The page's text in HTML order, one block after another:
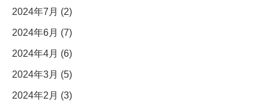
2024年7月 (2)
2024年6月 (7)
2024年4月 (6)
2024年3月 (5)
2024年2月 (3)